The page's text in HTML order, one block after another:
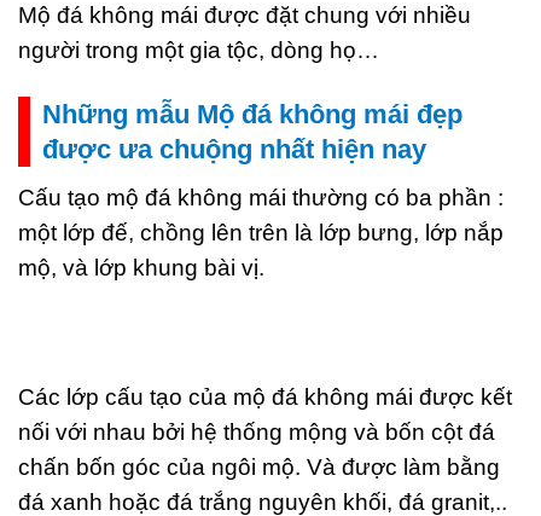
Mộ đá không mái được đặt chung với nhiều
người trong một gia tộc, dòng họ…
Những mẫu Mộ đá không mái đẹp
được ưa chuộng nhất hiện nay
Cấu tạo mộ đá không mái thường có ba phần :
một lớp đế, chồng lên trên là lớp bưng, lớp nắp
mộ, và lớp khung bài vị.
Các lớp cấu tạo của mộ đá không mái được kết
nối với nhau bởi hệ thống mộng và bốn cột đá
chấn bốn góc của ngôi mộ. Và được làm bằng
đá xanh hoặc đá trắng nguyên khối, đá granit,..